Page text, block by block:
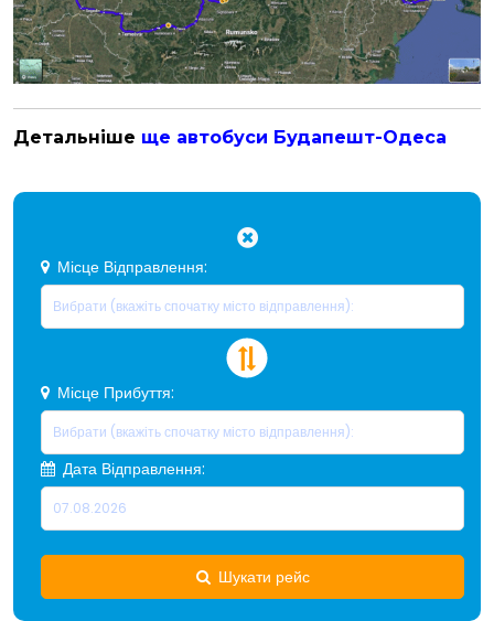
Детальніше ще автобуси Будапешт-Одеса
Місце Відправлення:
Місце Прибуття:
Дата Відправлення:
Шукати рейс